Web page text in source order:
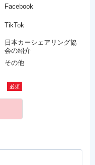
Facebook
TikTok
日本カーシェアリング協
会の紹介
その他